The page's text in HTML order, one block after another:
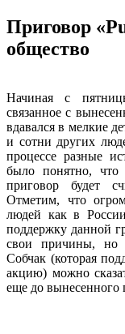
Приговор
общество
Начиная с
связанное с
вдавался в мелкие
и сотни других
процессе разные
было понятно, что
приговор будет
Отметим, что
людей как в
поддержку данной
свои причины, но
Собчак (которая
акцию) можно
еще до вынесенного